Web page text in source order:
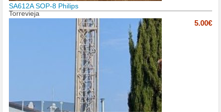
SA612A SOP-8 Philips
Torrevieja
5.00€